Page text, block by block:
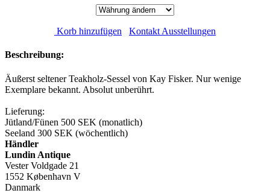
Korb hinzufügen Kontakt Ausstellungen
Beschreibung:
Äußerst seltener Teakholz-Sessel von Kay Fisker. Nur wenige
Exemplare bekannt. Absolut unberührt.
Lieferung:
Jütland/Fünen 500 SEK (monatlich)
Seeland 300 SEK (wöchentlich)
Händler
Lundin Antique
Vester Voldgade 21
1552 København V
Danmark